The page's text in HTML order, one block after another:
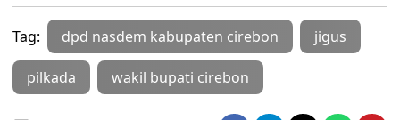
Tag: dpd nasdem kabupaten cirebon jigus
pilkada wakil bupati cirebon